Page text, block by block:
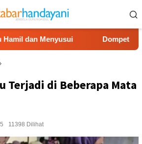
Dompet Dhuafa
Terjadi di Beberapa Mata
11398 Dilihat